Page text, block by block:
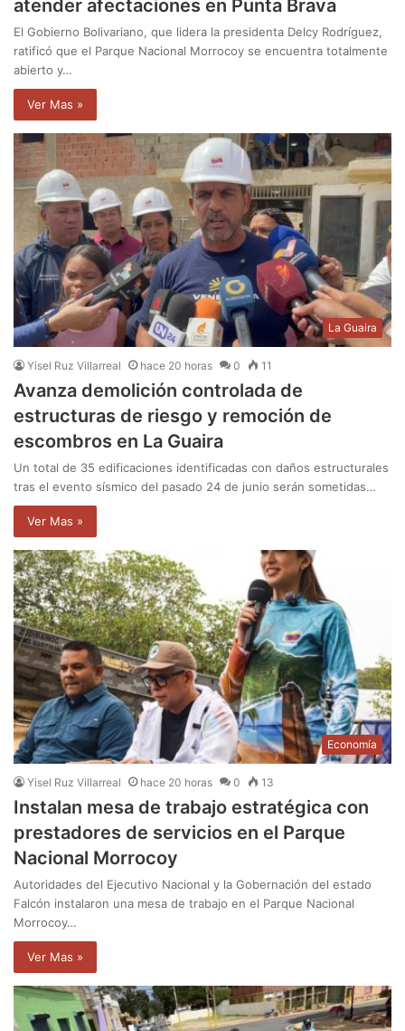
atender afectaciones en Punta Brava
El Gobierno Bolivariano, que lidera la presidenta Delcy Rodríguez,
ratificó que el Parque Nacional Morrocoy se encuentra totalmente
abierto y…
Ver Mas »
La Guaira
Yisel Ruz Villarreal hace 20 horas 0 11
Avanza demolición controlada de
estructuras de riesgo y remoción de
escombros en La Guaira
Un total de 35 edificaciones identificadas con daños estructurales
tras el evento sísmico del pasado 24 de junio serán sometidas…
Ver Mas »
Economía
Yisel Ruz Villarreal hace 20 horas 0 13
Instalan mesa de trabajo estratégica con
prestadores de servicios en el Parque
Nacional Morrocoy
Autoridades del Ejecutivo Nacional y la Gobernación del estado
Falcón instalaron una mesa de trabajo en el Parque Nacional
Morrocoy…
Ver Mas »